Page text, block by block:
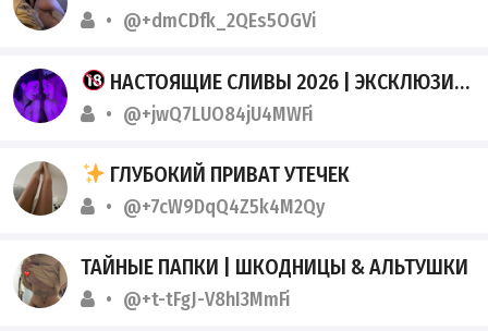
@+dmCDfk_2QEs5OGVi
НАСТОЯЩИЕ СЛИВЫ 2026 | ЭКСКЛЮЗИВНЫЕ НЮДСЫ
@+jwQ7LUO84jU4MWFi
ГЛУБОКИЙ ПРИВАТ УТЕЧЕК
@+7cW9DqQ4Z5k4M2Qy
ТАЙНЫЕ ПАПКИ | ШКОДНИЦЫ & АЛЬТУШКИ
@+t-tFgJ-V8hI3MmFi